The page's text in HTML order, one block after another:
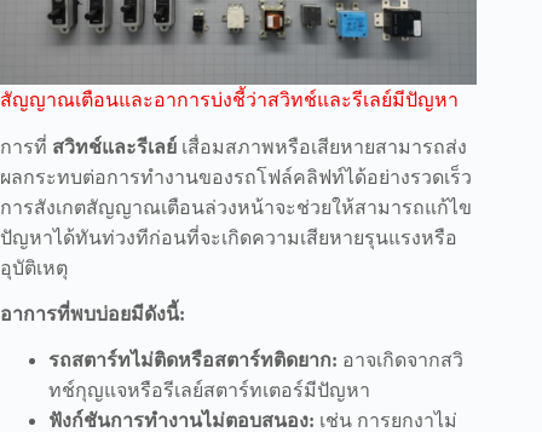
สัญญาณเตือนและอาการบ่งชี้ว่าสวิทช์และรีเลย์มีปัญหา
การที่ สวิทช์และรีเลย์ เสื่อมสภาพหรือเสียหายสามารถส่ง
ผลกระทบต่อการทำงานของรถโฟล์คลิฟท์ได้อย่างรวดเร็ว
การสังเกตสัญญาณเตือนล่วงหน้าจะช่วยให้สามารถแก้ไข
ปัญหาได้ทันท่วงทีก่อนที่จะเกิดความเสียหายรุนแรงหรือ
อุบัติเหตุ
อาการที่พบบ่อยมีดังนี้:
รถสตาร์ทไม่ติดหรือสตาร์ทติดยาก: อาจเกิดจากสวิ
ทช์กุญแจหรือรีเลย์สตาร์ทเตอร์มีปัญหา
ฟังก์ชันการทำงานไม่ตอบสนอง: เช่น การยกงาไม่